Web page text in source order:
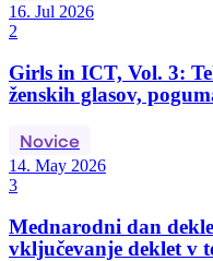
16. Jul 2026
2
Girls in ICT, Vol. 3:
ženskih glasov,
Novice
14. May 2026
3
Mednarodni dan
vključevanje deklet v